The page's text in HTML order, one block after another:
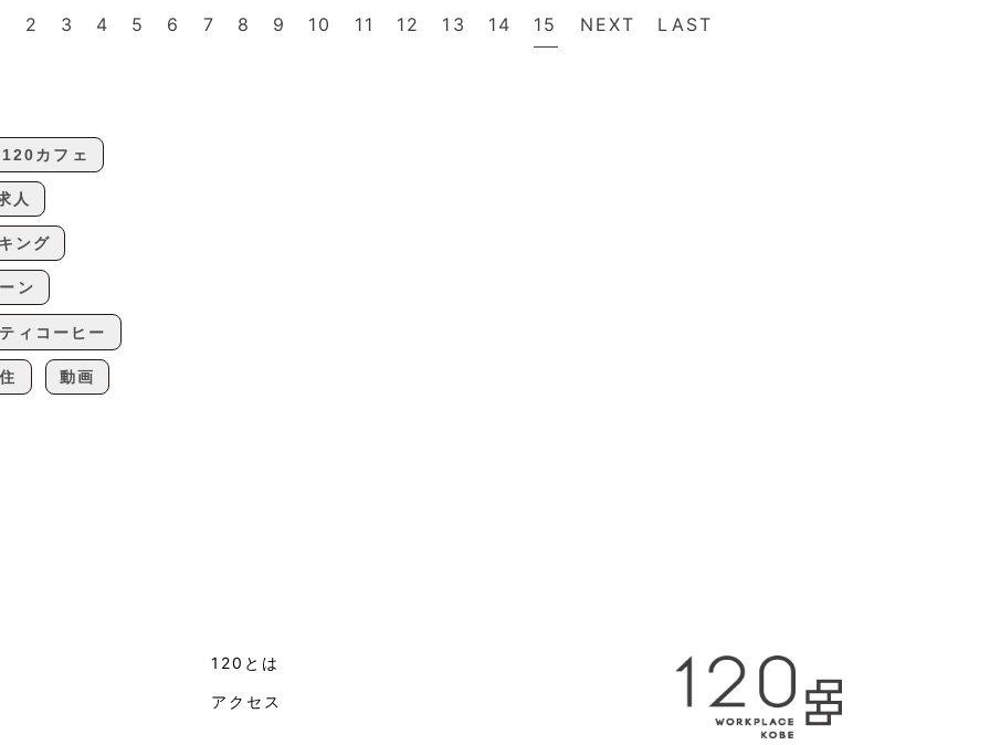
2 3 4 5 6 7 8 9 10 11 12 13 14 15 NEXT LAST
120カフェ
人
ング
ン
ィコーヒー
動画
120とは
アクセス